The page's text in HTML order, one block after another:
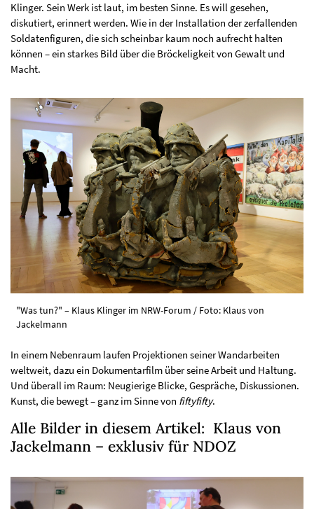
Klinger. Sein Werk ist laut, im besten Sinne. Es will gesehen,
diskutiert, erinnert werden. Wie in der Installation der zerfallenden
Soldatenfiguren, die sich scheinbar kaum noch aufrecht halten
können – ein starkes Bild über die Bröckeligkeit von Gewalt und
Macht.
"Was tun?" – Klaus Klinger im NRW-Forum / Foto: Klaus von
Jackelmann
In einem Nebenraum laufen Projektionen seiner Wandarbeiten
weltweit, dazu ein Dokumentarfilm über seine Arbeit und Haltung.
Und überall im Raum: Neugierige Blicke, Gespräche, Diskussionen.
Kunst, die bewegt – ganz im Sinne von fiftyfifty.
Alle Bilder in diesem Artikel: Klaus von
Jackelmann – exklusiv für NDOZ